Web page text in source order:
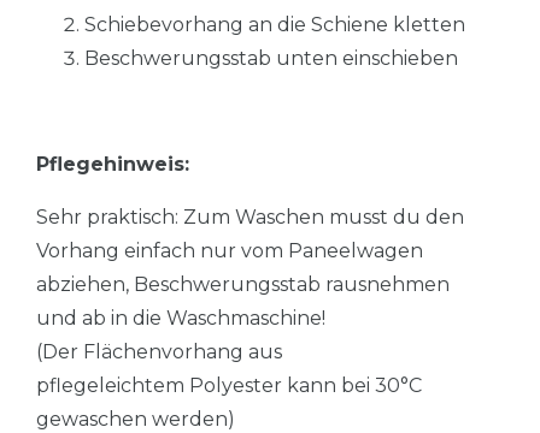
Schiebevorhang an die Schiene kletten
Beschwerungsstab unten einschieben
Pflegehinweis:
Sehr praktisch: Zum Waschen musst du den
Vorhang einfach nur vom Paneelwagen
abziehen, Beschwerungsstab rausnehmen
und ab in die Waschmaschine!
(Der Flächenvorhang aus
pflegeleichtem Polyester kann bei 30°C
gewaschen werden)